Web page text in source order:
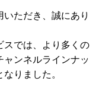
ただき、誠にあり
スでは、より多くの
ャンネルラインナッ
りました。